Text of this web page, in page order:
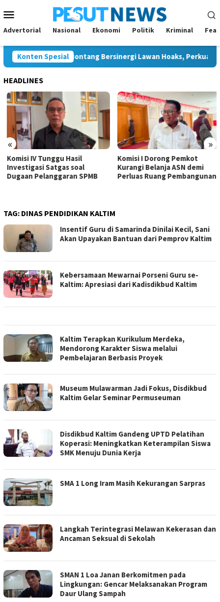
ke
kontenMobile
Advertorial Nasional Ekonomi Politik Kriminal
Konten Spesial
dan JMSI Bontang Bersinergi Lawan Hoaks, Perkuat
HEADLINES
« »
Komisi IV Tunggu Hasil
Investigasi Satgas soal
Dugaan Pelanggaran SPMB
Komisi I Dorong Pemkot
Kurangi Belanja ASN demi
Perluas Ruang Pembangunan
TAG: DINAS PENDIDIKAN KALTIM
Insentif Guru di Samarinda Dinilai Kecil, Sani
Akan Upayakan Bantuan dari Pemprov Kaltim
Kebersamaan Mewarnai Porseni Guru se-
Kaltim: Apresiasi dari Kadisdikbud Kaltim
Kaltim Terapkan Kurikulum Merdeka,
Mendorong Karakter Siswa melalui
Pembelajaran Berbasis Proyek
Museum Mulawarman Jadi Fokus, Disdikbud
Kaltim Gelar Seminar Permuseuman
Disdikbud Kaltim Gandeng UPTD Pelatihan
Koperasi: Meningkatkan Keterampilan Siswa
SMK Menuju Dunia Kerja
SMA 1 Long Iram Masih Kekurangan Sarpras
Langkah Terintegrasi Melawan Kekerasan dan
Ancaman Seksual di Sekolah
SMAN 1 Loa Janan Berkomitmen pada
Lingkungan: Gencar Melaksanakan Program
Daur Ulang Sampah